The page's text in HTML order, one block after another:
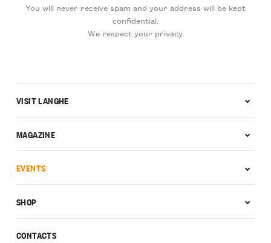
You will never receive spam and your address will be kept
confidential.
We respect your privacy.
CONTACTS
VISIT LANGHE
MAGAZINE
EVENTS
SHOP